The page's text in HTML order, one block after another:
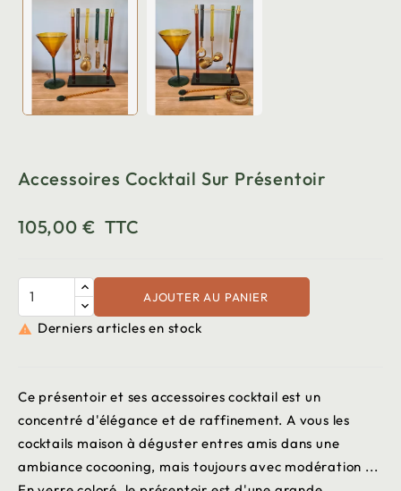
Accessoires Cocktail Sur Présentoir
105,00 € TTC
AJOUTER AU PANIER
 Derniers articles en stock
Ce présentoir et ses accessoires cocktail est un
concentré d'élégance et de raffinement. A vous les
cocktails maison à déguster entres amis dans une
ambiance cocooning, mais toujours avec modération ...